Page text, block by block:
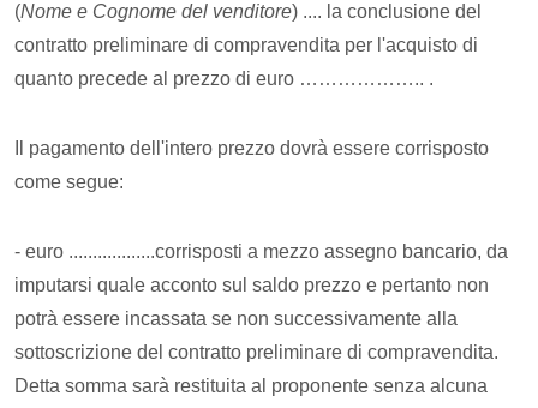
(Nome e Cognome del venditore) .... la conclusione del
contratto preliminare di compravendita per l'acquisto di
quanto precede al prezzo di euro ……………….. .
Il pagamento dell'intero prezzo dovrà essere corrisposto
come segue:
- euro ..................corrisposti a mezzo assegno bancario, da
imputarsi quale acconto sul saldo prezzo e pertanto non
potrà essere incassata se non successivamente alla
sottoscrizione del contratto preliminare di compravendita.
Detta somma sarà restituita al proponente senza alcuna